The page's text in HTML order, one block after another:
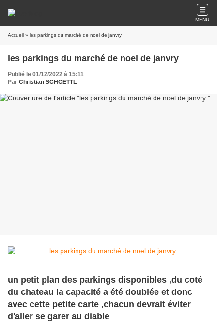
MENU
Accueil » les parkings du marché de noel de janvry
les parkings du marché de noel de janvry
Publié le 01/12/2022 à 15:11
Par Christian SCHOETTL
un petit plan des parkings disponibles ,du coté
du chateau la capacité a été doublée et donc
avec cette petite carte ,chacun devrait éviter
d'aller se garer au diable